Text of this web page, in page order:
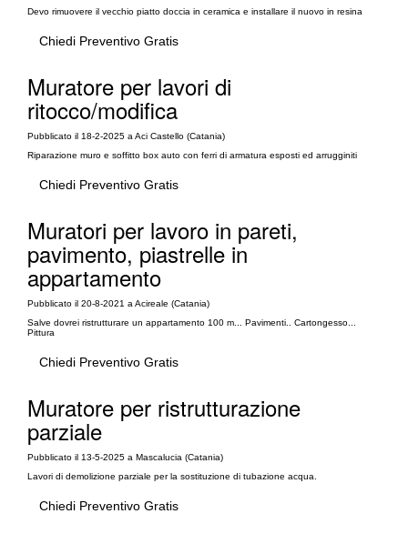
Devo rimuovere il vecchio piatto doccia in ceramica e installare il nuovo in resina
Chiedi Preventivo Gratis
Muratore per lavori di
ritocco/modifica
Pubblicato il 18-2-2025 a Aci Castello (Catania)
Riparazione muro e soffitto box auto con ferri di armatura esposti ed arrugginiti
Chiedi Preventivo Gratis
Muratori per lavoro in pareti,
pavimento, piastrelle in
appartamento
Pubblicato il 20-8-2021 a Acireale (Catania)
Salve dovrei ristrutturare un appartamento 100 m... Pavimenti.. Cartongesso...
Pittura
Chiedi Preventivo Gratis
Muratore per ristrutturazione
parziale
Pubblicato il 13-5-2025 a Mascalucia (Catania)
Lavori di demolizione parziale per la sostituzione di tubazione acqua.
Chiedi Preventivo Gratis